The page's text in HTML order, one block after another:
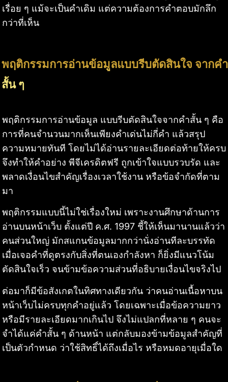
เรื่อย ๆ แม้จะเป็นคำเดิม แต่ความต้องการคำตอบมักลึก
กว่าที่เห็น
พฤติกรรมการอ่านข้อมูลแบบรีบตัดสินใจ จากคำ
สั้น ๆ
พฤติกรรมการอ่านข้อมูล แบบรีบตัดสินใจจากคำสั้น ๆ คือ
การที่คนจำนวนมากเห็นเพียงคำเด่นไม่กี่คำ แล้วสรุป
ความหมายทันที โดยไม่ได้อ่านรายละเอียดต่อท้ายให้ครบ
จึงทำให้คำอย่าง พีจีเครดิตฟรี ถูกเข้าใจแบบรวบรัด และ
พลาดเงื่อนไขสำคัญเรื่องเวลาใช้งาน หรือข้อจำกัดที่ตาม
มา
พฤติกรรมแบบนี้ไม่ใช่เรื่องใหม่ เพราะงานศึกษาด้านการ
อ่านบนหน้าเว็บ ตั้งแต่ปี ค.ศ. 1997 ชี้ให้เห็นมานานแล้วว่า
คนส่วนใหญ่ มักสแกนข้อมูลมากกว่านั่งอ่านทีละบรรทัด
เมื่อเจอคำที่ดูตรงกับสิ่งที่ตนเองกำลังหา ก็ยิ่งมีแนวโน้ม
ตัดสินใจเร็ว จนข้ามข้อความส่วนที่อธิบายเงื่อนไขจริงไป
ต่อมาก็มีข้อสังเกตในทิศทางเดียวกัน ว่าคนอ่านเนื้อหาบน
หน้าเว็บไม่ครบทุกคำอยู่แล้ว โดยเฉพาะเมื่อข้อความยาว
หรือมีรายละเอียดมากเกินไป จึงไม่แปลกที่หลาย ๆ คนจะ
จำได้แค่คำสั้น ๆ ด้านหน้า แต่กลับมองข้ามข้อมูลสำคัญที่
เป็นตัวกำหนด ว่าใช้สิทธิ์ได้ถึงเมื่อไร หรือหมดอายุเมื่อใด